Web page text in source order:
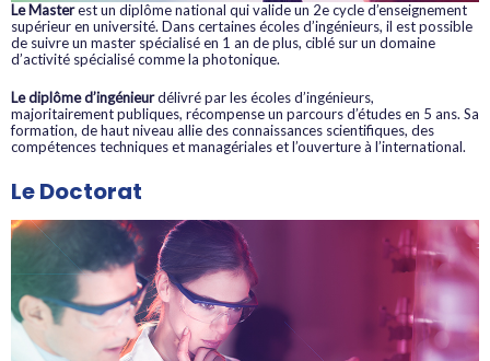
Le Masterest un diplôme national qui valide un 2e cycle d’enseignement
supérieur en université. Dans certaines écoles d’ingénieurs, il est possible
de suivre un master spécialisé en 1 an de plus, ciblé sur un domaine
d’activité spécialisé comme la photonique.
Le diplôme d’ingénieurdélivré par les écoles d’ingénieurs,
majoritairement publiques, récompense un parcours d’études en 5 ans. Sa
formation, de haut niveau allie des connaissances scientifiques, des
compétences techniques et managériales et l’ouverture à l’international.
Le Doctorat